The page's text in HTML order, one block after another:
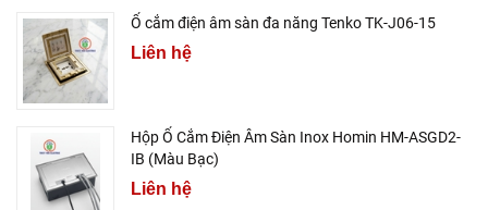
Ổ cắm điện âm sàn đa năng Tenko TK-J06-15
Liên hệ
Hộp Ổ Cắm Điện Âm Sàn Inox Homin HM-ASGD2-
IB (Màu Bạc)
Liên hệ